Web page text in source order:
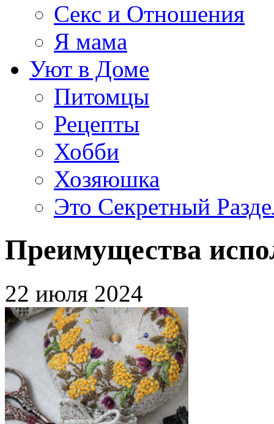
Секс и Отношения
Я мама
Уют в Доме
Питомцы
Рецепты
Хобби
Хозяюшка
Это Секретный
Преимущества
22 июля 2024